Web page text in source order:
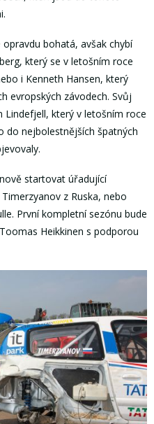
bohatá, avšak chybí
který se v letošním roce
i Kenneth Hansen, který
evropských závodech. Svůj
který v letošním roce
do nejbolestnějších špatných
startovat úřadující
z Ruska, nebo
První kompletní sezónu bude
Heikkinen s podporou